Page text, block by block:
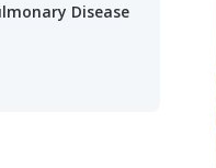
Disease